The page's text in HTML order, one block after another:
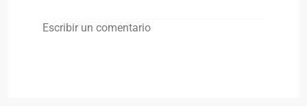
Escribir un comentario